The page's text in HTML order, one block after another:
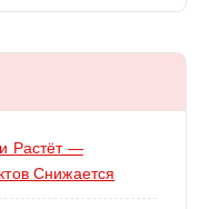
Растёт —
Снижается